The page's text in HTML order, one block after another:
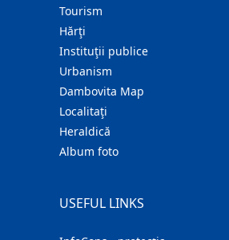
Tourism
Hărţi
Instituţii publice
Urbanism
Dambovita Map
Localitaţi
Heraldică
Album foto
USEFUL LINKS